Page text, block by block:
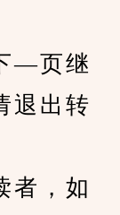
—页继
退出转
，如